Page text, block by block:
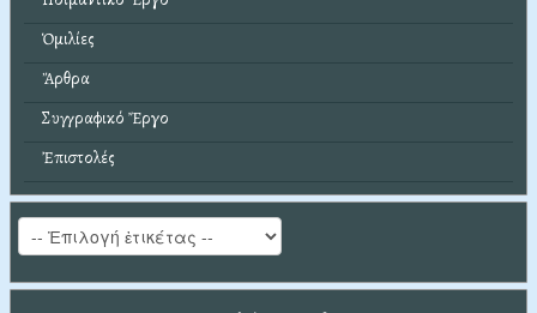
Ὁμιλίες
Ἄρθρα
Συγγραφικό Ἔργο
Ἐπιστολές